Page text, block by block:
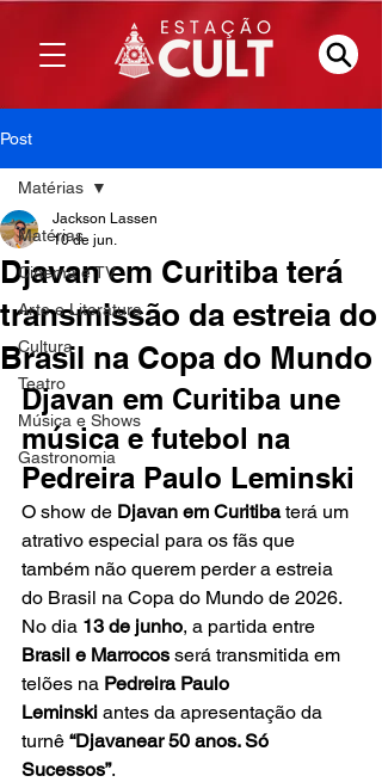
Post
Matérias
Cinema e TV
Arte e Literatura
Cultura
Teatro
Música e Shows
Gastronomia
Matérias
Djavan em Curitiba terá
transmissão da estreia do
Brasil na Copa do Mundo
Jackson Lassen
10 de jun.
Djavan em Curitiba une
música e futebol na
Pedreira Paulo Leminski
O show de Djavan em Curitiba terá um
atrativo especial para os fãs que
também não querem perder a estreia
do Brasil na Copa do Mundo de 2026.
No dia 13 de junho, a partida entre
Brasil e Marrocos será transmitida em
telões na Pedreira Paulo
Leminski antes da apresentação da
turnê “Djavanear 50 anos. Só
Sucessos”.